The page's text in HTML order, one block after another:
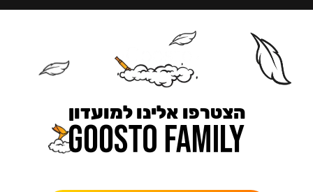
הצטרפו אלינו למועדון